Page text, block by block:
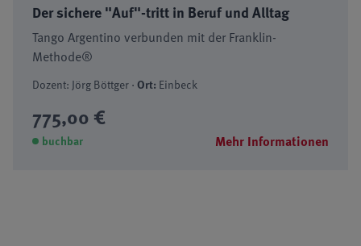
Der sichere "Auf"-tritt in Beruf und Alltag
Tango Argentino verbunden mit der Franklin-
Methode®
Dozent: Jörg Böttger ·Ort: Einbeck
775,00 €
buchbar Mehr Informationen